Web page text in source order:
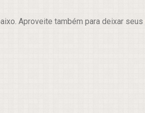
Aproveite também para deixar seus